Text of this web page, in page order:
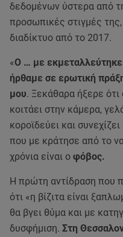
δεδομένων ύστερα από
προσωπικές στιγμές
διαδίκτυο από το 2017.
«Ο … με εκμεταλλεύτηκε
ήρθαμε σε ερωτική
μου. Ξεκάθαρα ήξερε
κοιτάει στην κάμερα,
κοροϊδεύει και
που με κράτησε από το
χρόνια είναι ο φόβος.
Η πρώτη αντίδραση που
ότι «η βίζιτα είναι
θα βγει θύμα και με
δυσφήμιση. Στη